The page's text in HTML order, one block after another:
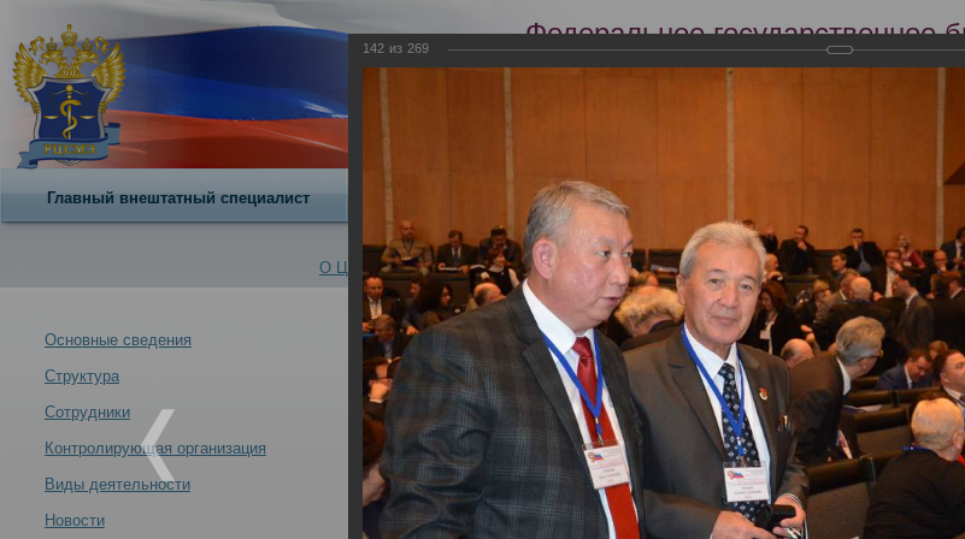
Федеральное государственное
Российский центр судебно-
Минздрава России
Главный внештатный специалист Научная деятельность
О Центре -
Новости -
VII Всероссийский съезд судебных медиков "Задачи
Основные сведения
Структура
Сотрудники
Контролирующая организация
Виды деятельности
Новости
Альбомы
VII Всероссийский съезд судебных медиков "Задачи и пути
современных условиях"
21.10.2013
Москва 21-24 октября 2013 года
142 из 269